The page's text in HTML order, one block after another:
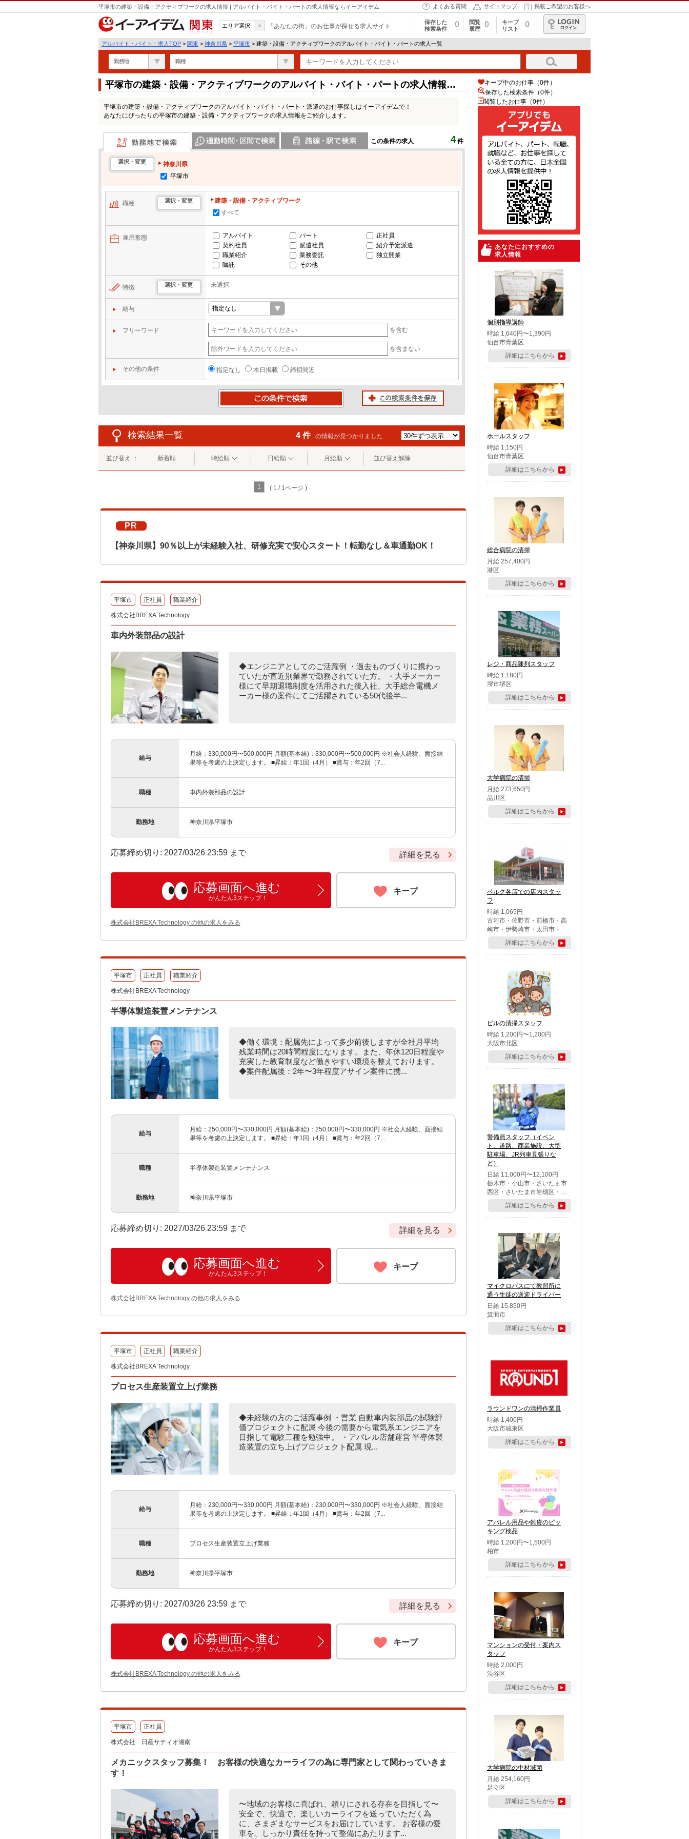
平塚市の建築・設備・アクティブワークの求人情報 | アルバイト・バイト・パートの求人情報ならイーアイデム よくある質問 サイトマップ 掲載ご希望のお客様へ
関東
エリア選択 「あなたの街」のお仕事が探せる求人サイト
保存した
検索条件
0
閲覧
履歴
0
キープ
リスト
0
ログイン
アルバイト・バイト・求人TOP > 関東 > 神奈川県 > 平塚市 > 建築・設備・アクティブワークのアルバイト・バイト・パートの求人一覧
勤務地 職種
平塚市の建築・設備・アクティブワークのアルバイト・バイト・パートの求人情報一
平塚市の建築・設備・アクティブワークのアルバイト・バイト・パート・派遣のお仕事探しはイーアイデムで！
あなたにぴったりの平塚市の建築・設備・アクティブワークの求人情報をご紹介します。
この条件の求人 4件
勤務地で検索
選択・変更
神奈川県
平塚市
職種 選択・変更
建築・設備・アクティブワーク
すべて
雇用形態 アルバイト パート
正社員
契約社員
派遣社員
紹介予定派遣
職業紹介
業務委託
独立開業
嘱託
その他
特徴 選択・変更 未選択
給与
フリーワード を含む
を含まない
その他の条件 指定なし 本日掲載 締切間近
検索結果一覧 4 件 の情報が見つかりました
並び替え ： 新着順 時給順 日給順 月給順 並び替え解除
1 ( 1 / 1ページ )
PR
【神奈川県】90％以上が未経験入社、研修充実で安心スタート！転勤なし＆車通勤OK！
平塚市 正社員 職業紹介
株式会社BREXA Technology
車内外装部品の設計
◆エンジニアとしてのご活躍例 ・過去ものづくりに携わっ
ていたが直近別業界で勤務されていた方。 ・大手メーカー
様にて早期退職制度を活用された後入社、大手総合電機メ
ーカー様の案件にてご活躍されている50代後半...
給与
月給：330,000円〜500,000円 月額(基本給)：330,000円〜500,000円 ※社会人経験、面接結
果等を考慮の上決定します。 ■昇給：年1回（4月） ■賞与：年2回（7...
職種 車内外装部品の設計
勤務地 神奈川県平塚市
応募締め切り: 2027/03/26 23:59 まで 詳細を見る
応募画面へ進む
かんたん3ステップ！
キープ
株式会社BREXA Technology の他の求人をみる
平塚市 正社員 職業紹介
株式会社BREXA Technology
半導体製造装置メンテナンス
◆働く環境：配属先によって多少前後しますが全社月平均
残業時間は20時間程度になります。また、年休120日程度や
充実した教育制度など働きやすい環境を整えております。
◆案件配属後：2年〜3年程度アサイン案件に携...
給与
月給：250,000円〜330,000円 月額(基本給)：250,000円〜330,000円 ※社会人経験、面接結
果等を考慮の上決定します。 ■昇給：年1回（4月） ■賞与：年2回（7...
職種 半導体製造装置メンテナンス
勤務地 神奈川県平塚市
応募締め切り: 2027/03/26 23:59 まで 詳細を見る
応募画面へ進む
かんたん3ステップ！
キープ
株式会社BREXA Technology の他の求人をみる
平塚市 正社員 職業紹介
株式会社BREXA Technology
プロセス生産装置立上げ業務
◆未経験の方のご活躍事例 ・営業 自動車内装部品の試験評
価プロジェクトに配属 今後の需要から電気系エンジニアを
目指して電験三種を勉強中。 ・アパレル店舗運営 半導体製
造装置の立ち上げプロジェクト配属 現...
給与
月給：230,000円〜330,000円 月額(基本給)：230,000円〜330,000円 ※社会人経験、面接結
果等を考慮の上決定します。 ■昇給：年1回（4月） ■賞与：年2回（7...
職種 プロセス生産装置立上げ業務
勤務地 神奈川県平塚市
応募締め切り: 2027/03/26 23:59 まで 詳細を見る
応募画面へ進む
かんたん3ステップ！
キープ
株式会社BREXA Technology の他の求人をみる
平塚市 正社員
株式会社 日産サティオ湘南
メカニックスタッフ募集！ お客様の快適なカーライフの為に専門家として関わっていきま
す！
〜地域のお客様に喜ばれ、頼りにされる存在を目指して〜
安全で、快適で、楽しいカーライフを送っていただく為
に、さまざまなサービスをお届けしています。 お客様の愛
車を、しっかり責任を持って整備にあたります...
キープ中のお仕事（0件）
保存した検索条件（0件）
閲覧したお仕事（0件）
あなたにおすすめの
求人情報
個別指導講師
時給 1,040円〜1,390円
仙台市青葉区
詳細はこちらから
ホールスタッフ
時給 1,150円
仙台市青葉区
詳細はこちらから
総合病院の清掃
月給 257,400円
港区
詳細はこちらから
レジ・商品陳列スタッフ
時給 1,180円
堺市堺区
詳細はこちらから
大学病院の清掃
月給 273,650円
品川区
詳細はこちらから
ベルク各店での店内スタッ
フ
時給 1,065円
古河市・佐野市・前橋市・高
崎市・伊勢崎市・太田市・館
林市・藤岡市・大泉町・さい
たま市北区・川越市・熊谷
市・行田市・秩父市・所沢
市・鶴ケ島市・千葉市中央
区・市川市・松戸市・習志野
市・柏市・流山市・八千代
市・足立区・江戸川区・八王
子市・町田市
詳細はこちらから
ビルの清掃スタッフ
時給 1,200円〜1,200円
大阪市北区
詳細はこちらから
警備員スタッフ（イベン
ト、道路、商業施設、大型
駐車場、JR列車見張りな
ど）
日給 11,000円〜12,100円
栃木市・小山市・さいたま市
西区・さいたま市岩槻区・久
喜市・蓮田市
詳細はこちらから
マイクロバスにて教習所に
通う生徒の送迎ドライバー
日給 15,850円
箕面市
詳細はこちらから
ラウンドワンの清掃作業員
時給 1,400円
大阪市城東区
詳細はこちらから
アパレル用品や雑貨のピッ
キング検品
時給 1,200円〜1,500円
柏市
詳細はこちらから
マンションの受付・案内ス
タッフ
時給 2,000円
渋谷区
詳細はこちらから
大学病院の中材滅菌
月給 254,160円
足立区
詳細はこちらから